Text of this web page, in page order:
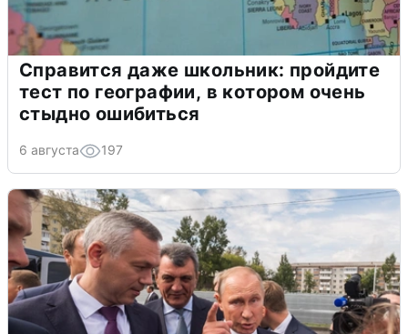
Справится даже школьник: пройдите
тест по географии, в котором очень
стыдно ошибиться
6 августа 197